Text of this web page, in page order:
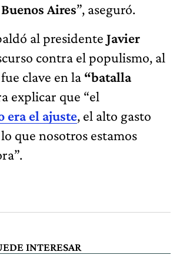
Aires”, aseguró.
al presidente Javier
contra el populismo, al
clave en la “batalla
explicar que “el
era el ajuste, el alto gasto
que nosotros estamos
INTERESAR